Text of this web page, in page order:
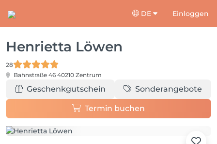
DE Einloggen
Henrietta Löwen
28
Bahnstraße 46 40210 Zentrum
Geschenkgutschein Sonderangebote
Termin buchen